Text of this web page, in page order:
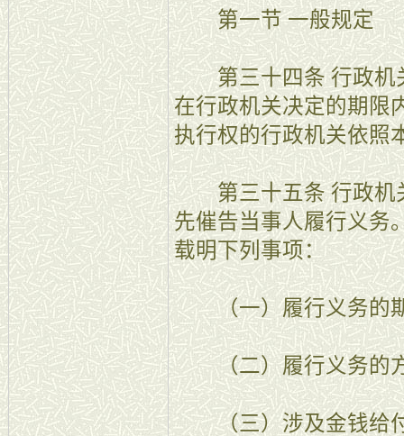
第一节 一般规定
第三十四条 行政机关
在行政机关决定的期限
执行权的行政机关依照
第三十五条 行政机关
先催告当事人履行义务
载明下列事项：
（一）履行义务的
（二）履行义务的
（三）涉及金钱给付